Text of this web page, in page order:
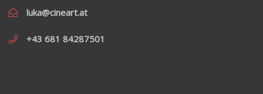
luka@cineart.at
+43 681 84287501